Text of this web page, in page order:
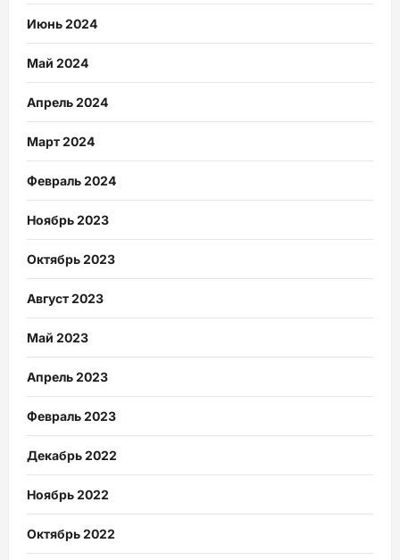
Июнь 2024
Май 2024
Апрель 2024
Март 2024
Февраль 2024
Ноябрь 2023
Октябрь 2023
Август 2023
Май 2023
Апрель 2023
Февраль 2023
Декабрь 2022
Ноябрь 2022
Октябрь 2022